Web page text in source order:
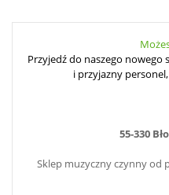
Przyjedź do naszego
i przyjazny
55-330
Sklep muzyczny czynny od